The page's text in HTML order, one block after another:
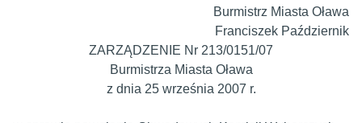
Burmistrz Miasta Oława
Franciszek Październik
ZARZĄDZENIE Nr 213/0151/07
Burmistrza Miasta Oława
z dnia 25 września 2007 r.